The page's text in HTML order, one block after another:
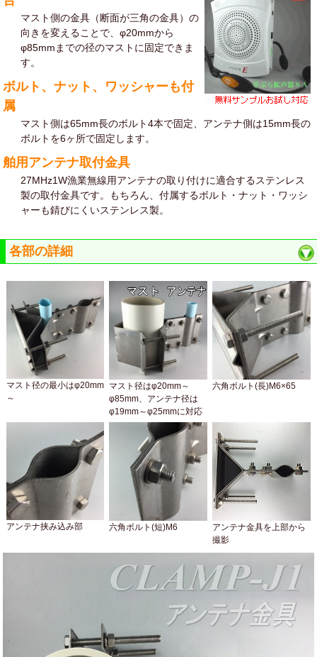
マスト側の金具（断面が三角の金具）の
向きを変えることで、φ20mmから
φ85mmまでの径のマストに固定できま
す。
ボルト、ナット、ワッシャーも付
属
マスト側は65mm長のボルト4本で固定、アンテナ側は15mm長の
ボルトを6ヶ所で固定します。
舶用アンテナ取付金具
27MHz1W漁業無線用アンテナの取り付けに適合するステンレス
製の取付金具です。もちろん、付属するボルト・ナット・ワッシ
ャーも錆びにくいステンレス製。
各部の詳細
マスト径の最小はφ20mm
～
マスト径はφ20mm～
φ85mm、アンテナ径は
φ19mm～φ25mmに対応
六角ボルト(長)M6×65
アンテナ挟み込み部 六角ボルト(短)M6
アンテナ金具を上部から
撮影